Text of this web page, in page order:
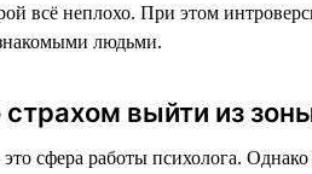
всё неплохо. При этом
людьми.
страхом выйти из
сфера работы психолога.